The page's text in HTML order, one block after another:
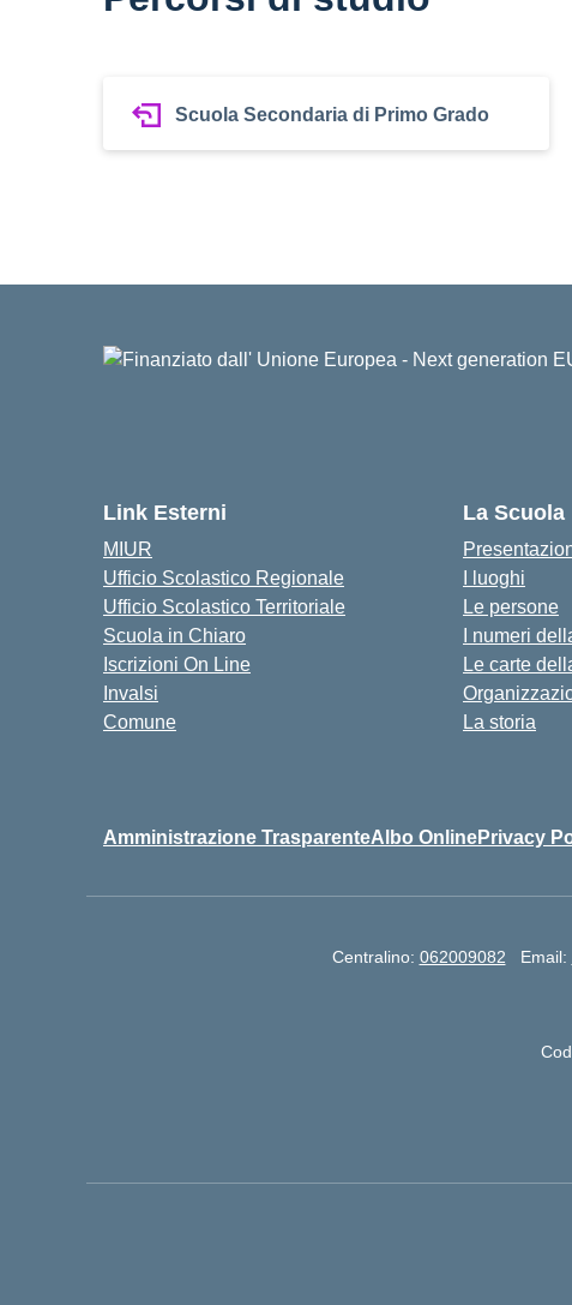
Scuola Secondaria di Primo Grado
Link Esterni
MIUR
Ufficio Scolastico Regionale
Ufficio Scolastico Territoriale
Scuola in Chiaro
Iscrizioni On Line
Invalsi
Comune
La Scuola
I luoghi
Le persone
I numeri
Le carte
La storia
Amministrazione TrasparenteAlbo OnlinePrivacy
Centralino: 062009082 Email: